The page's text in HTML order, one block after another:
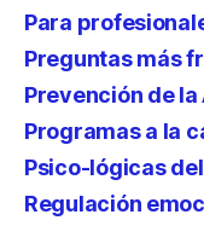
Para
Preguntas más
Prevención de
Programas a la
Psico-lógicas
Regulación